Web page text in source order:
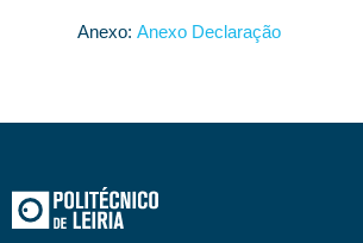
Anexo: Anexo Declaração